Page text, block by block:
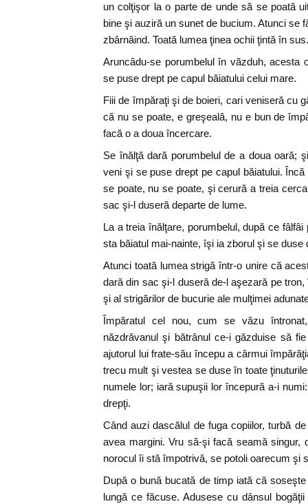
un colţişor la o parte de unde să se poată
bine şi auziră un sunet de bucium. Atunci se
zbârnâind. Toată lumea ţinea ochii ţintă în sus.
Aruncâdu-se porumbelul în văzduh, acesta
se puse drept pe capul băiatului celui mare.
Fiii de împăraţi şi de boieri, cari veniseră cu
că nu se poate, e greşeală, nu e bun de
facă o a doua încercare.
Se înălţă dară porumbelul de a doua oară;
veni şi se puse drept pe capul băiatului.
se poate, nu se poate, şi cerură a treia
sac şi-l duseră departe de lume.
La a treia înălţare, porumbelul, după ce
sta băiatul mai-nainte, îşi ia zborul şi se duse
Atunci toată lumea strigă într-o unire că
dară din sac şi-l duseră de-l aşezară pe
şi al strigărilor de bucurie ale mulţimei
Împăratul cel nou, cum se văzu
năzdrăvanul şi bătrânul ce-i găzduise să
ajutorul lui frate-său începu a cârmui
trecu mult şi vestea se duse în toate
numele lor; iară supuşii lor începură a-i
drepţi.
Când auzi dascălul de fuga copiilor, turbă
avea margini. Vru să-şi facă seamă singur,
norocul îi stă împotrivă, se potoli oarecum şi
După o bună bucată de timp iată că
lungă ce făcuse. Adusese cu dânsul